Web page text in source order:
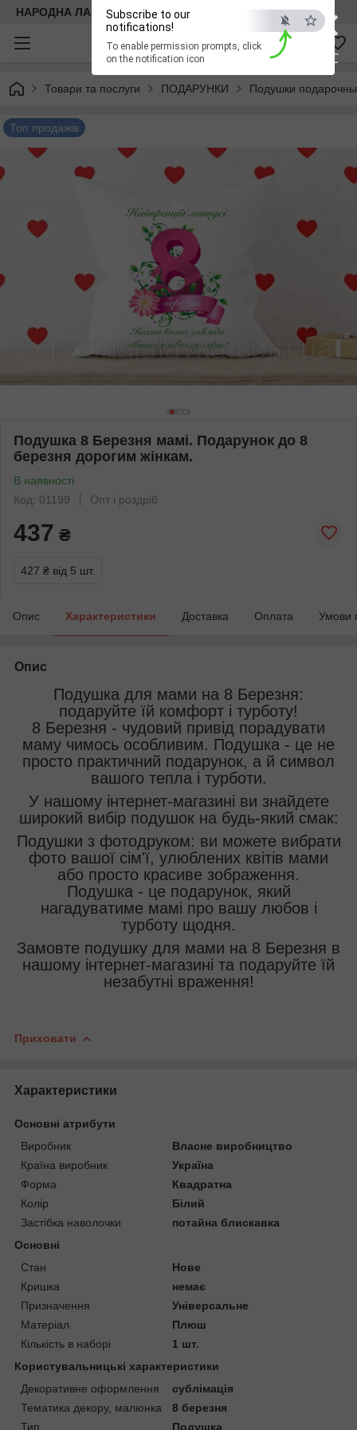
×
ESC
Subscribe to our
notifications!
To enable permission prompts, click
on the notification icon
НАРОДНА ЛАВКА
Товари та послуги ПОДАРУНКИ Подушки
Топ продажів
Подушка 8 Березня мамі. Подарунок до 8
березня дорогим жінкам.
В наявності
Код: 01199
Опт і роздріб
437 ₴
427 ₴ від 5 шт.
Опис Характеристики Доставка Оплата Умови
Опис
Подушка для мами на 8 Березня:
подаруйте їй комфорт і турботу!
8 Березня - чудовий привід порадувати
маму чимось особливим. Подушка - це не
просто практичний подарунок, а й символ
вашого тепла і турботи.
У нашому інтернет-магазині ви знайдете
широкий вибір подушок на будь-який смак:
Подушки з фотодруком: ви можете вибрати
фото вашої сім'ї, улюблених квітів мами
або просто красиве зображення.
Подушка - це подарунок, який
нагадуватиме мамі про вашу любов і
турботу щодня.
Замовте подушку для мами на 8 Березня в
нашому інтернет-магазині та подаруйте їй
незабутні враження!
Приховати
Характеристики
Основні атрибути
Виробник
Власне виробництво
Країна виробник
Україна
Форма
Квадратна
Колір
Білий
Застібка наволочки
потайна блискавка
Основні
Стан
Нове
Кришка
немає
Призначення
Універсальне
Матеріал
Плюш
Кількість в наборі
1 шт.
Користувальницькі характеристики
Декоративне оформлення
сублімація
Тематика декору, малюнка
8 березня
Тип
Подушка